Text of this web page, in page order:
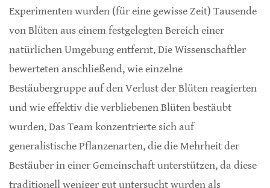
Experimenten wurden (für eine gewisse Zeit) Tausende
von Blüten aus einem festgelegten Bereich einer
natürlichen Umgebung entfernt. Die Wissenschaftler
bewerteten anschließend, wie einzelne
Bestäubergruppe auf den Verlust der Blüten reagierten
und wie effektiv die verbliebenen Blüten bestäubt
wurden. Das Team konzentrierte sich auf
generalistische Pflanzenarten, die die Mehrheit der
Bestäuber in einer Gemeinschaft unterstützen, da diese
traditionell weniger gut untersucht wurden als